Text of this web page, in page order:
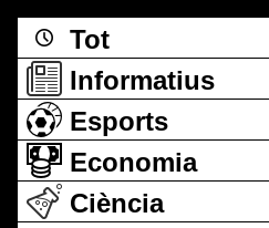
Tot
Informatius
Esports
Economia
Ciència